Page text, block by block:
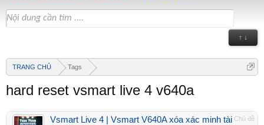
↑ ↓
TRANG CHỦ Tags
hard reset vsmart live 4 v640a
Chủ đề
Vsmart Live 4 | Vsmart V640A xóa xác minh tài